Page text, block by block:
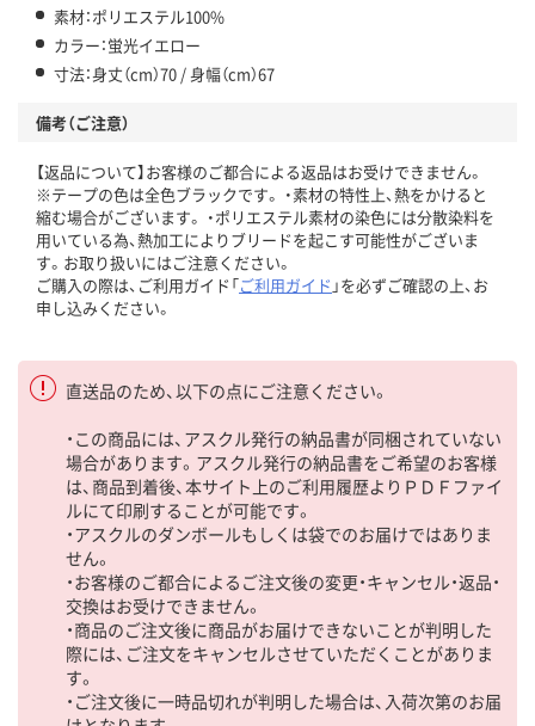
素材：ポリエステル100%
カラー：蛍光イエロー
寸法：身丈（cm）70 / 身幅（cm）67
備考（ご注意）
【返品について】お客様のご都合による返品はお受けできません。
※テープの色は全色ブラックです。 ・素材の特性上、熱をかけると
縮む場合がございます。 ・ポリエステル素材の染色には分散染料を
用いている為、熱加工によりブリードを起こす可能性がございま
す。お取り扱いにはご注意ください。
ご購入の際は、ご利用ガイド「ご利用ガイド 」を必ずご確認の上、お
申し込みください。
直送品のため、以下の点にご注意ください。
・この商品には、アスクル発行の納品書が同梱されていない
場合があります。アスクル発行の納品書をご希望のお客様
は、商品到着後、本サイト上のご利用履歴よりＰＤＦファイ
ルにて印刷することが可能です。
・アスクルのダンボールもしくは袋でのお届けではありま
せん。
・お客様のご都合によるご注文後の変更・キャンセル・返品・
交換はお受けできません。
・商品のご注文後に商品がお届けできないことが判明した
際には、ご注文をキャンセルさせていただくことがありま
す。
・ご注文後に一時品切れが判明した場合は、入荷次第のお届